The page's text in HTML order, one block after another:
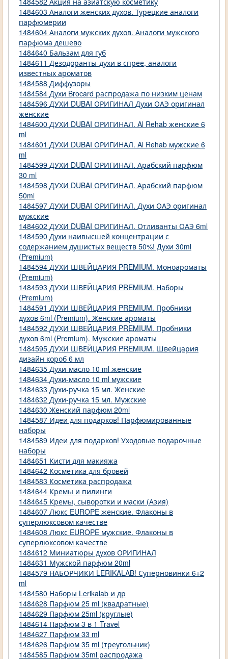
1484603 Аналоги женских духов. Турецкие аналоги
парфюмерии
1484604 Аналоги мужских духов. Аналоги мужского
парфюма дешево
1484640 Бальзам для губ
1484611 Дезодоранты-духи в спрее, аналоги
известных ароматов
1484588 Диффузоры
1484584 Духи Brocard распродажа по низким ценам
1484596 ДУХИ DUBAI ОРИГИНАЛ Духи ОАЭ оригинал
женские
1484600 ДУХИ DUBAI ОРИГИНАЛ. Al Rehab женские 6
ml
1484601 ДУХИ DUBAI ОРИГИНАЛ. Al Rehab мужские 6
ml
1484599 ДУХИ DUBAI ОРИГИНАЛ. Арабский парфюм
30 ml
1484598 ДУХИ DUBAI ОРИГИНАЛ. Арабский парфюм
50ml
1484597 ДУХИ DUBAI ОРИГИНАЛ. Духи ОАЭ оригинал
мужские
1484602 ДУХИ DUBAI ОРИГИНАЛ. Отливанты ОАЭ 6ml
1484590 Духи наивысшей концентрации с
содержанием душистых веществ 50%! Духи 30ml
(Premium)
1484594 ДУХИ ШВЕЙЦАРИЯ PREMIUM. Моноароматы
(Premium)
1484593 ДУХИ ШВЕЙЦАРИЯ PREMIUM. Наборы
(Premium)
1484591 ДУХИ ШВЕЙЦАРИЯ PREMIUM. Пробники
духов 6ml (Premium). Женские ароматы
1484592 ДУХИ ШВЕЙЦАРИЯ PREMIUM. Пробники
духов 6ml (Premium). Мужские ароматы
1484595 ДУХИ ШВЕЙЦАРИЯ PREMIUM. Швейцария
дизайн короб 6 мл
1484635 Духи-масло 10 ml женские
1484634 Духи-масло 10 ml мужские
1484633 Духи-ручка 15 мл. Женские
1484632 Духи-ручка 15 мл. Мужские
1484630 Женский парфюм 20ml
1484587 Идеи для подарков! Парфюмированные
наборы
1484589 Идеи для подарков! Уходовые подарочные
наборы
1484651 Кисти для макияжа
1484642 Косметика для бровей
1484583 Косметика распродажа
1484644 Кремы и пилинги
1484645 Кремы, сыворотки и маски (Азия)
1484607 Люкс EUROPE женские. Флаконы в
суперлюксовом качестве
1484608 Люкс EUROPE мужские. Флаконы в
суперлюксовом качестве
1484612 Миниатюры духов ОРИГИНАЛ
1484631 Мужской парфюм 20ml
1484579 НАБОРЧИКИ LERIKALAB! Суперновинки 6+2
ml
1484580 Наборы Lerikalab и др
1484628 Парфюм 25 ml (квадратные)
1484629 Парфюм 25ml (круглые)
1484614 Парфюм 3 в 1 Travel
1484627 Парфюм 33 ml
1484626 Парфюм 35 ml (треугольник)
1484585 Парфюм 35ml распродажа